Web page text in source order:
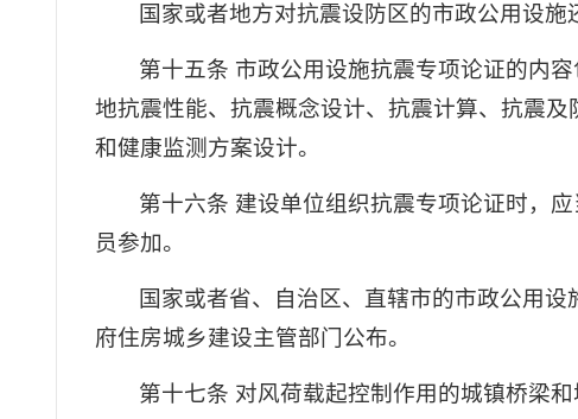
国家或者地方对抗震设防区的市政公用设施
第十五条 市政公用设施抗震专项论证的内
地抗震性能、抗震概念设计、抗震计算、抗震
和健康监测方案设计。
第十六条 建设单位组织抗震专项论证时，
员参加。
国家或者省、自治区、直辖市的市政公用
府住房城乡建设主管部门公布。
第十七条 对风荷载起控制作用的城镇桥梁